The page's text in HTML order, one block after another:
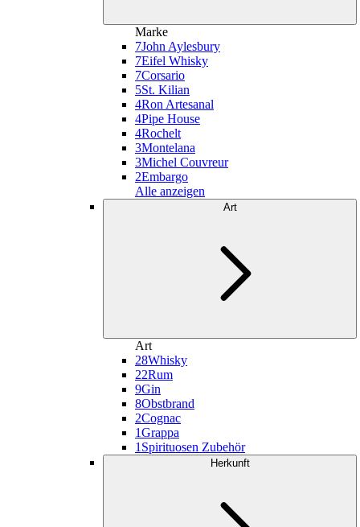
Marke
7John Aylesbury
7Eifel Whisky
7Corsario
5St. Kilian
4Ron Artesanal
4Pipe House
4Rochelt
3Montelana
3Michel Couvreur
2Embargo
Alle anzeigen
Art
Art
28Whisky
22Rum
9Gin
8Obstbrand
2Cognac
1Grappa
1 Spirituosen Zubehör
Herkunft